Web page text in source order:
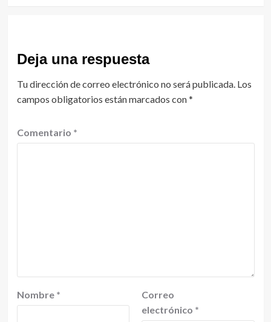
Deja una respuesta
Tu dirección de correo electrónico no será publicada. Los
campos obligatorios están marcados con*
Comentario *
Nombre *
Correo
electrónico *